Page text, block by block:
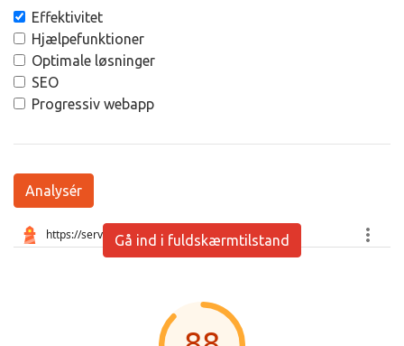
Effektivitet
Hjælpefunktioner
Optimale løsninger
SEO
Progressiv webapp
Analysér
Gå ind i fuldskærmtilstand